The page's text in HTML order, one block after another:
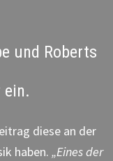
und Roberts
ein.
diese an der
haben. „Eines der